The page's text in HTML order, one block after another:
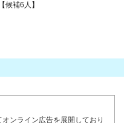
【候補6人】
ンライン広告を展開しており